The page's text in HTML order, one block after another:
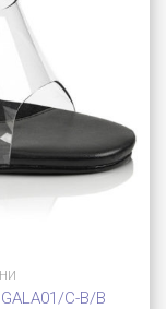
C-B/B